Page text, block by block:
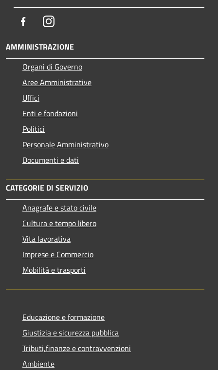
FacebookInstagram
AMMINISTRAZIONE
Organi di Governo
Aree Amministrative
Uffici
Enti e fondazioni
Politici
Personale Amministrativo
Documenti e dati
CATEGORIE DI SERVIZIO
Anagrafe e stato civile
Cultura e tempo libero
Vita lavorativa
Imprese e Commercio
Mobilità e trasporti
Educazione e formazione
Giustizia e sicurezza pubblica
Tributi,finanze e contravvenzioni
Ambiente